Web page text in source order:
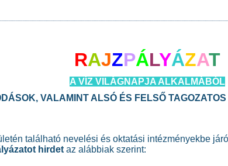
RAJZPÁLYÁZAT
A VÍZ VILÁGNAPJA ALKALMÁBÓL
VALAMINT ALSÓ ÉS FELSŐ
található nevelési és oktatási intézményekbe járó
hirdet az alábbiak szerint: